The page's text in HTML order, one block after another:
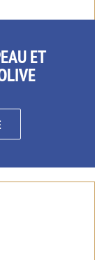
ET